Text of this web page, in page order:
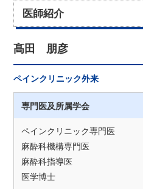
医師紹介
髙田 朋彦
ペインクリニック外来
専門医及所属学会
ペインクリニック専門医
麻酔科機構専門医
麻酔科指導医
医学博士